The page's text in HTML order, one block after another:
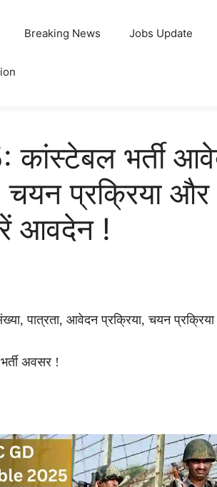
Breaking News Jobs Update
भर्ती
चयन प्रक्रिया और
आवदेन !
पात्रता, आवेदन प्रक्रिया, चयन
अवसर !